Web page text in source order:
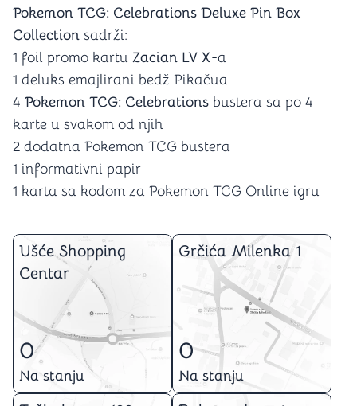
Pokemon TCG: Celebrations Deluxe Pin Box
Collection sadrži:
1 foil promo kartu Zacian LV X-a
1 deluks emajlirani bedž Pikačua
4 Pokemon TCG: Celebrations bustera sa po 4
karte u svakom od njih
2 dodatna Pokemon TCG bustera
1 informativni papir
1 karta sa kodom za Pokemon TCG Online igru
Ušće Shopping
Centar
0
Na stanju
Grčića Milenka 1
0
Na stanju